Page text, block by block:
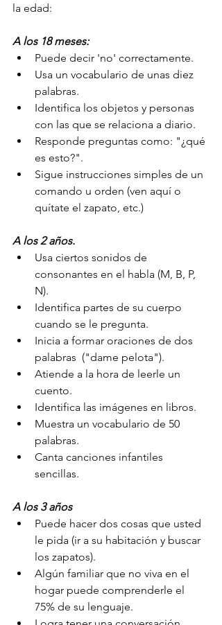
la edad:
A los 18 meses:
Puede decir 'no' correctamente.
Usa un vocabulario de unas diez
palabras.
Identifica los objetos y personas
con las que se relaciona a diario.
Responde preguntas como: "¿qué
es esto?".
Sigue instrucciones simples de un
comando u orden (ven aquí o
quítate el zapato, etc.)
A los 2 años.
Usa ciertos sonidos de
consonantes en el habla (M, B, P,
N).
Identifica partes de su cuerpo
cuando se le pregunta.
Inicia a formar oraciones de dos
palabras  ("dame pelota").
Atiende a la hora de leerle un
cuento.
Identifica las imágenes en libros.
Muestra un vocabulario de 50
palabras.
Canta canciones infantiles
sencillas.
A los 3 años
Puede hacer dos cosas que usted
le pida (ir a su habitación y buscar
los zapatos).
Algún familiar que no viva en el
hogar puede comprenderle el
75% de su lenguaje.